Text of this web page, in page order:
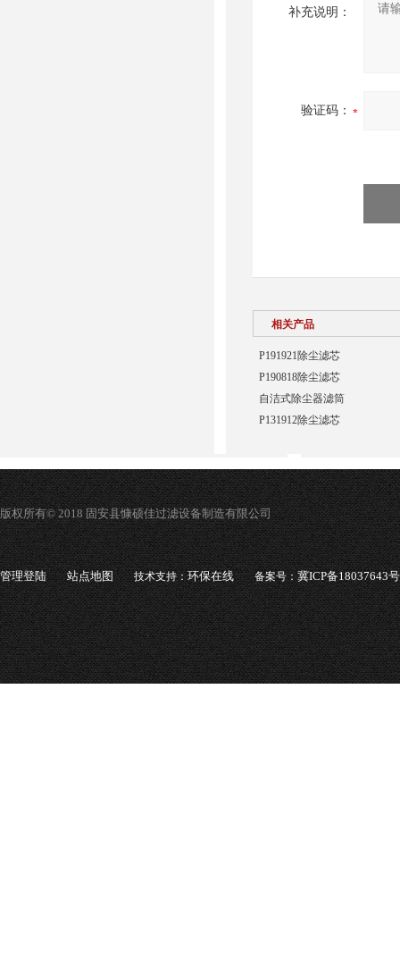
补充说明：
验证码：
相关产品
P191921除尘滤芯
P190818除尘滤芯
自洁式除尘器滤筒
P131912除尘滤芯
版权所有© 2018 固安县慷硕佳过滤设备制造有限公司
管理登陆 站点地图 技术支持：环保在线 备案号：冀ICP备18037643